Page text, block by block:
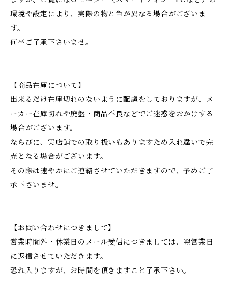
環境や設定により、実際の物と色が異なる場合がございま
す。
何卒ご了承下さいませ。
【商品在庫について】
出来るだけ在庫切れのないように配慮をしておりますが、メ
ーカー在庫切れや廃盤・商品不良などでご迷惑をおかけする
場合がございます。
ならびに、実店舗での取り扱いもありますため入れ違いで完
売となる場合がございます。
その際は速やかにご連絡させていただきますので、予めご了
承下さいませ。
【お問い合わせにつきまして】
営業時間外・休業日のメール受信につきましては、翌営業日
に返信させていただきます。
恐れ入りますが、お時間を頂きますこと了承下さい。